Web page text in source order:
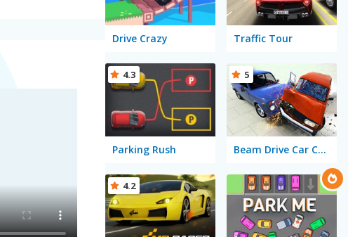
Drive Crazy Traffic Tour
Parking Rush
4.3
Beam Drive Car Crash Test Simulator
5
4.2